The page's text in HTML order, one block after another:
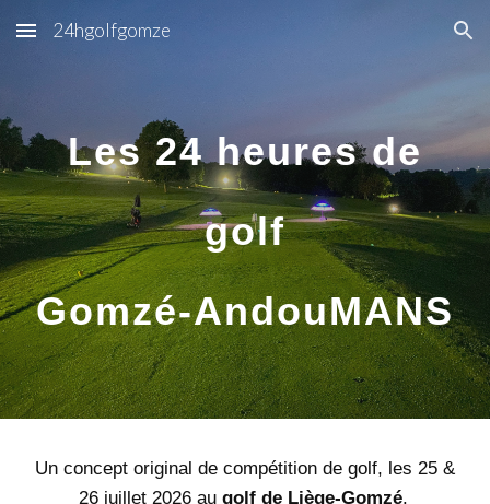
Skip to main content Skip to navigation
24hgolfgomze
Les 24 heures de
golf
Gomzé-AndouMANS
Un concept original de compétition de golf, les 25 &
26 juillet 2026 au golf de Liège-Gomzé.